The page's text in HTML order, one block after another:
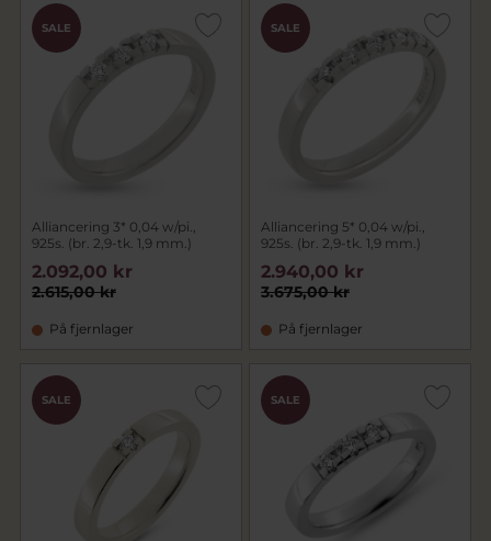
SALE
Alliancering 3* 0,04 w/pi.,
925s. (br. 2,9-tk. 1,9 mm.)
2.615,00 kr
2.092,00 kr
På fjernlager
SALE
Alliancering 5* 0,04 w/pi.,
925s. (br. 2,9-tk. 1,9 mm.)
3.675,00 kr
2.940,00 kr
På fjernlager
SALE SALE